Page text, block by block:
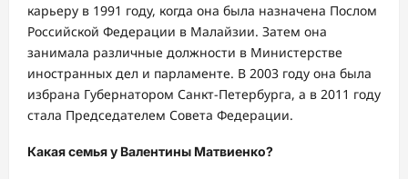
карьеру в 1991 году, когда она была назначена Послом
Российской Федерации в Малайзии. Затем она
занимала различные должности в Министерстве
иностранных дел и парламенте. В 2003 году она была
избрана Губернатором Санкт-Петербурга, а в 2011 году
стала Председателем Совета Федерации.
Какая семья у Валентины Матвиенко?